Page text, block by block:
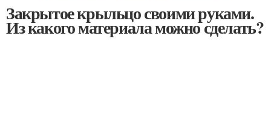
Закрытое крыльцо своими руками.
Из какого материала можно сделать?